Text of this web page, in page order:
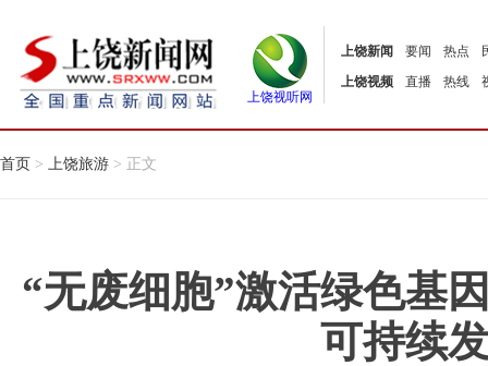
上饶视听网
上饶新闻 要闻 热点
上饶视频
直播 热线
首页 > 上饶旅游 > 正文
“无废细胞”激活绿色
可持续